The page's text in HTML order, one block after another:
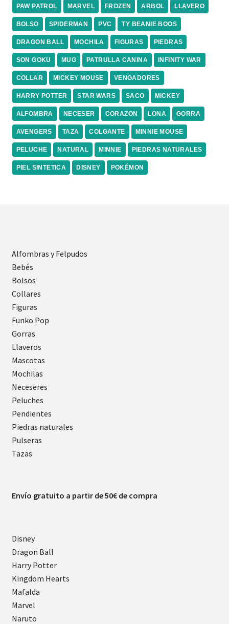
PAW PATROL MARVEL FROZEN ARBOL LLAVERO
BOLSO SPIDERMAN PVC TY BEANIE BOOS
DRAGON BALL MOCHILA FIGURAS PIEDRAS
SON GOKU MUG PATRULLA CANINA INFINITY WAR
COLLAR MICKEY MOUSE VENGADORES
HARRY POTTER STAR WARS SACO MICKEY
ALFOMBRA NECESER CORAZON LONA GORRA
AVENGERS TAZA COLGANTE MINNIE MOUSE
PELUCHE NATURAL MINNIE PIEDRAS NATURALES
PIEL SINTETICA DISNEY POKÉMON
Alfombras y Felpudos
Bebés
Bolsos
Collares
Figuras
Funko Pop
Gorras
Llaveros
Mascotas
Mochilas
Neceseres
Peluches
Pendientes
Piedras naturales
Pulseras
Tazas
Envío gratuito a partir de 50€ de compra
Disney
Dragon Ball
Harry Potter
Kingdom Hearts
Mafalda
Marvel
Naruto